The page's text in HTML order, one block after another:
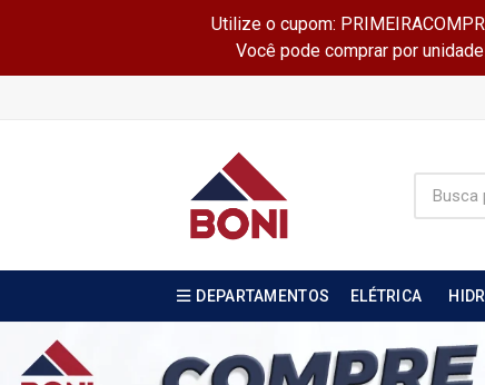
Utilize o cupom:
Você pode comprar por
DEPARTAMENTOS ELÉTRICA